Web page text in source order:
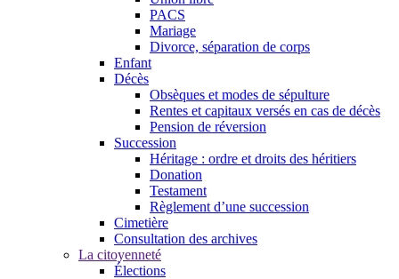
PACS
Mariage
Divorce, séparation de corps
Enfant
Décès
Obsèques et modes de sépulture
Rentes et capitaux versés en cas de décès
Pension de réversion
Succession
Héritage : ordre et droits des héritiers
Donation
Testament
Règlement d’une succession
Cimetière
Consultation des archives
La citoyenneté
Élections